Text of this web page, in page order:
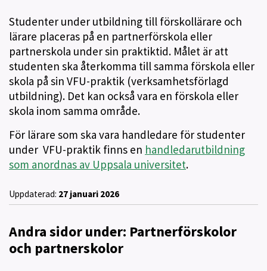
Studenter under utbildning till förskollärare och
lärare placeras på en partnerförskola eller
partnerskola under sin praktiktid. Målet är att
studenten ska återkomma till samma förskola eller
skola på sin VFU-praktik (verksamhetsförlagd
utbildning). Det kan också vara en förskola eller
skola inom samma område.
För lärare som ska vara handledare för studenter
under VFU-praktik finns en handledarutbildning
som anordnas av Uppsala universitet.
Uppdaterad: 27 januari 2026
Andra sidor under: Partnerförskolor
och partnerskolor